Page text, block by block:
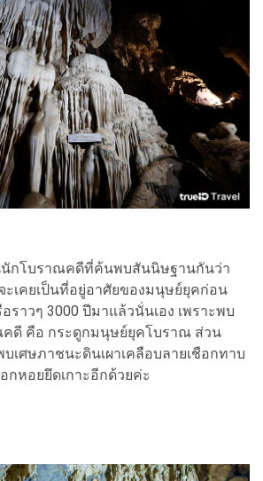
กโบราณคดีที่ค้นพบสันนิษฐานกันว่า
ะเคยเป็นที่อยู่อาศัยของมนุษย์ยุคก่อน
ราวๆ 3000 ปีมาแล้วนั่นเอง เพราะพบ
ดี คือ กระดูกมนุษย์ยุคโบราณ ส่วน
เศษภาชนะดินเผาเคลือบลายเชือกทาบ
กหอยยึดเกาะอีกด้วยค่ะ